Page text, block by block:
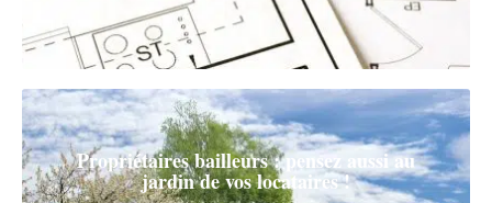
Propriétaires bailleurs : pensez aussi au
jardin de vos locataires !